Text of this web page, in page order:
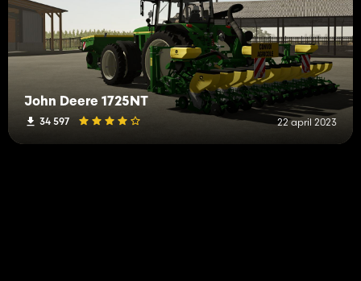
John Deere 1725NT
34 597 22 april 2023